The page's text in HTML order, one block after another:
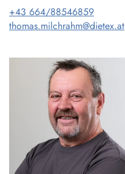
+43 664/88546859
thomas.milchrahm@dietex.at